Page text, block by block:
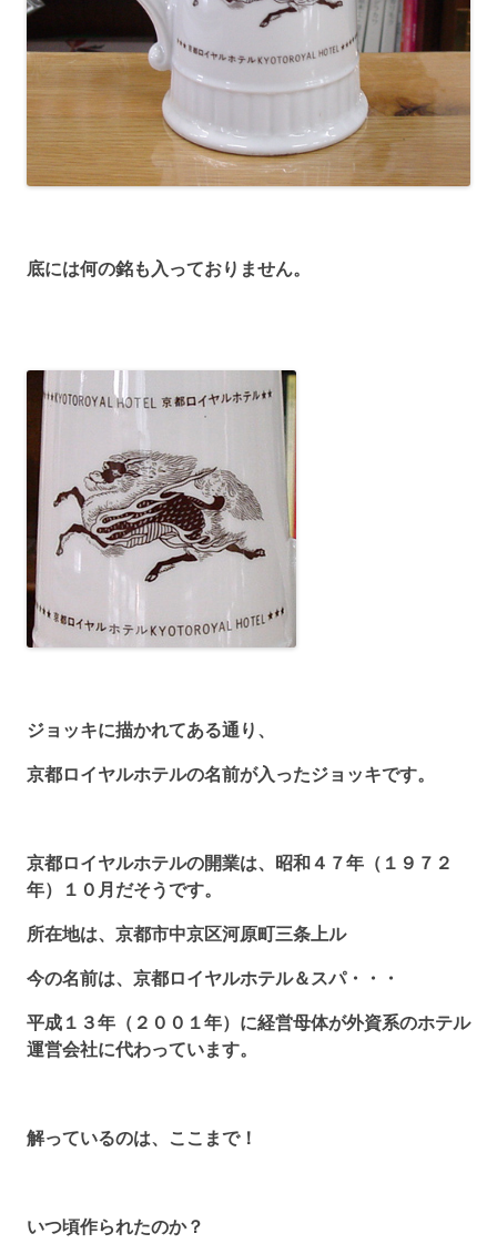
底には何の銘も入っておりません。
ジョッキに描かれてある通り、
京都ロイヤルホテルの名前が入ったジョッキです。
京都ロイヤルホテルの開業は、昭和４７年（１９７２
年）１０月だそうです。
所在地は、京都市中京区河原町三条上ル
今の名前は、京都ロイヤルホテル＆スパ・・・
平成１３年（２００１年）に経営母体が外資系のホテル
運営会社に代わっています。
解っているのは、ここまで！
いつ頃作られたのか？